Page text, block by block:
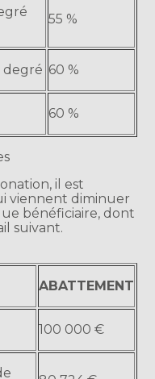
55 %
degré 60 %
60 %
il est
viennent diminuer
bénéficiaire, dont
suivant.
ABATTEMENT
100 000 €